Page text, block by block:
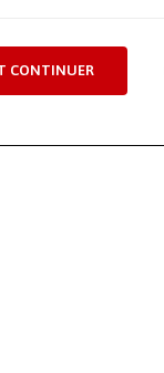
CONTINUER